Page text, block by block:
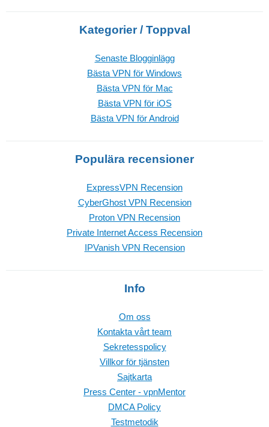
Kategorier / Toppval
Senaste Blogginlägg
Bästa VPN för Windows
Bästa VPN för Mac
Bästa VPN för iOS
Bästa VPN för Android
Populära recensioner
ExpressVPN Recension
CyberGhost VPN Recension
Proton VPN Recension
Private Internet Access Recension
IPVanish VPN Recension
Info
Om oss
Kontakta vårt team
Sekretesspolicy
Villkor för tjänsten
Sajtkarta
Press Center - vpnMentor
DMCA Policy
Testmetodik